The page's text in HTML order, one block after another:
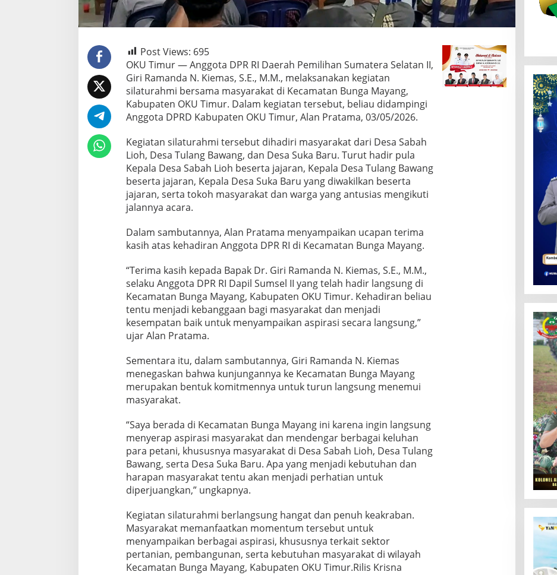
Post Views: 695
OKU Timur — Anggota DPR RI Daerah Pemilihan Sumatera Selatan II,
Giri Ramanda N. Kiemas, S.E., M.M., melaksanakan kegiatan
silaturahmi bersama masyarakat di Kecamatan Bunga Mayang,
Kabupaten OKU Timur. Dalam kegiatan tersebut, beliau didampingi
Anggota DPRD Kabupaten OKU Timur, Alan Pratama, 03/05/2026.
Kegiatan silaturahmi tersebut dihadiri masyarakat dari Desa Sabah
Lioh, Desa Tulang Bawang, dan Desa Suka Baru. Turut hadir pula
Kepala Desa Sabah Lioh beserta jajaran, Kepala Desa Tulang Bawang
beserta jajaran, Kepala Desa Suka Baru yang diwakilkan beserta
jajaran, serta tokoh masyarakat dan warga yang antusias mengikuti
jalannya acara.
Dalam sambutannya, Alan Pratama menyampaikan ucapan terima
kasih atas kehadiran Anggota DPR RI di Kecamatan Bunga Mayang.
“Terima kasih kepada Bapak Dr. Giri Ramanda N. Kiemas, S.E., M.M.,
selaku Anggota DPR RI Dapil Sumsel II yang telah hadir langsung di
Kecamatan Bunga Mayang, Kabupaten OKU Timur. Kehadiran beliau
tentu menjadi kebanggaan bagi masyarakat dan menjadi
kesempatan baik untuk menyampaikan aspirasi secara langsung,”
ujar Alan Pratama.
Sementara itu, dalam sambutannya, Giri Ramanda N. Kiemas
menegaskan bahwa kunjungannya ke Kecamatan Bunga Mayang
merupakan bentuk komitmennya untuk turun langsung menemui
masyarakat.
“Saya berada di Kecamatan Bunga Mayang ini karena ingin langsung
menyerap aspirasi masyarakat dan mendengar berbagai keluhan
para petani, khususnya masyarakat di Desa Sabah Lioh, Desa Tulang
Bawang, serta Desa Suka Baru. Apa yang menjadi kebutuhan dan
harapan masyarakat tentu akan menjadi perhatian untuk
diperjuangkan,” ungkapnya.
Kegiatan silaturahmi berlangsung hangat dan penuh keakraban.
Masyarakat memanfaatkan momentum tersebut untuk
menyampaikan berbagai aspirasi, khususnya terkait sektor
pertanian, pembangunan, serta kebutuhan masyarakat di wilayah
Kecamatan Bunga Mayang, Kabupaten OKU Timur.Rilis Krisna